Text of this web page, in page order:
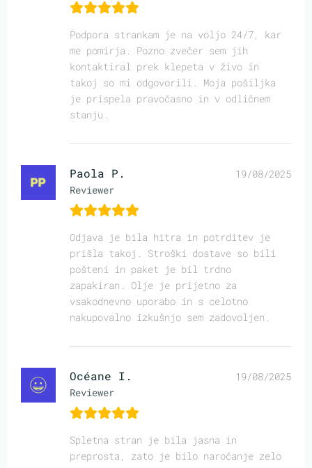
Podpora strankam je na voljo 24/7, kar
me pomirja. Pozno zvečer sem jih
kontaktiral prek klepeta v živo in
takoj so mi odgovorili. Moja pošiljka
je prispela pravočasno in v odličnem
stanju.
Paola P.
Reviewer
19/08/2025
Odjava je bila hitra in potrditev je
prišla takoj. Stroški dostave so bili
pošteni in paket je bil trdno
zapakiran. Olje je prijetno za
vsakodnevno uporabo in s celotno
nakupovalno izkušnjo sem zadovoljen.
Océane I.
Reviewer
19/08/2025
Spletna stran je bila jasna in
preprosta, zato je bilo naročanje zelo